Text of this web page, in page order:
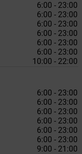
6:00 - 23:00
6:00 - 23:00
6:00 - 23:00
6:00 - 23:00
6:00 - 23:00
6:00 - 23:00
10:00 - 22:00
6:00 - 23:00
6:00 - 23:00
6:00 - 23:00
6:00 - 23:00
6:00 - 23:00
6:00 - 23:00
9:00 - 21:00